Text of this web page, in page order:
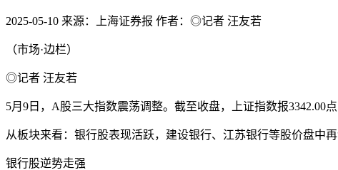
2025-05-10 来源：上海证券报 作者：◎记者 汪友若
（市场·边栏）
◎记者 汪友若
5月9日，A股三大指数震荡调整。截至收盘，上证指数报3342.00
从板块来看：银行股表现活跃，建设银行、江苏银行等股价盘中
银行股逆势走强